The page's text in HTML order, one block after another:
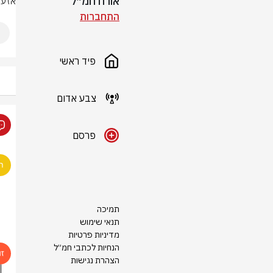
התחברות
פיד ראשי
צבע אדום
פרסם
תמיכה
תנאי שימוש
מדיניות פרטיות
הנחיות לכתבי חמ״ל
הצהרת נגישות